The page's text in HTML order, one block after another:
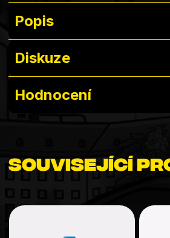
Popis
Diskuze
Hodnocení
Související